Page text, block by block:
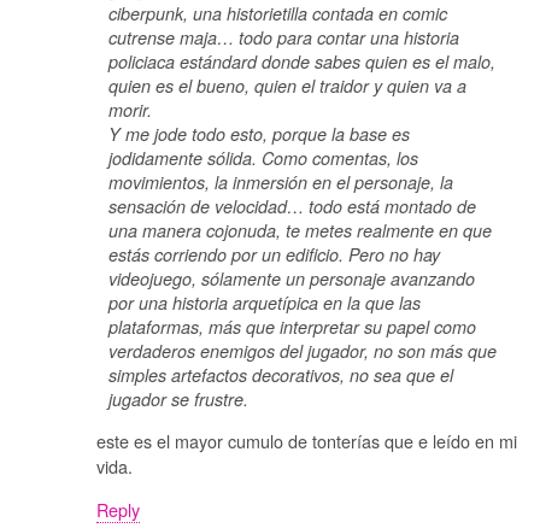
ciberpunk, una historietilla contada en comic
cutrense maja… todo para contar una historia
policiaca estándard donde sabes quien es el malo,
quien es el bueno, quien el traidor y quien va a
morir.
Y me jode todo esto, porque la base es
jodidamente sólida. Como comentas, los
movimientos, la inmersión en el personaje, la
sensación de velocidad… todo está montado de
una manera cojonuda, te metes realmente en que
estás corriendo por un edificio. Pero no hay
videojuego, sólamente un personaje avanzando
por una historia arquetípica en la que las
plataformas, más que interpretar su papel como
verdaderos enemigos del jugador, no son más que
simples artefactos decorativos, no sea que el
jugador se frustre.
este es el mayor cumulo de tonterías que e leído en mi
vida.
Reply